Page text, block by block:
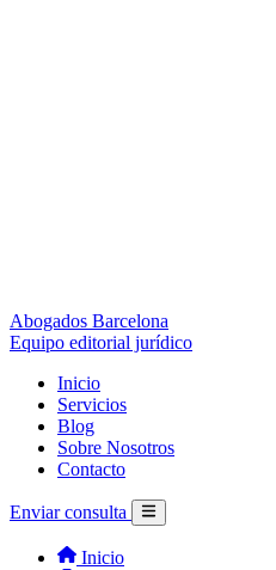
Abogados Barcelona
Equipo editorial jurídico
Inicio
Servicios
Blog
Sobre Nosotros
Contacto
Enviar consulta
Inicio